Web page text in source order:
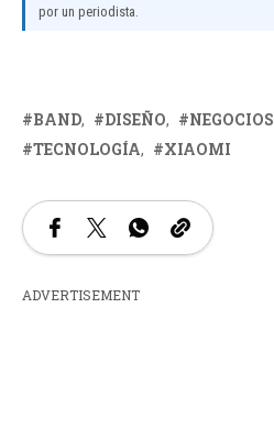
por un periodista.
BAND DISEÑO NEGOCIOS
TECNOLOGÍA
XIAOMI
ADVERTISEMENT